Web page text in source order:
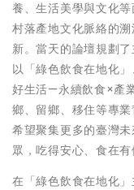
養、生活美學與文化
村落產地文化脈絡的
新。當天的論壇規劃
以「綠色飲食在地化
好生活—永續飲食×產
鄉、留鄉、移住等專
希望聚集更多的臺灣
眾，吃得安心、食在有
在「綠色飲食在地化